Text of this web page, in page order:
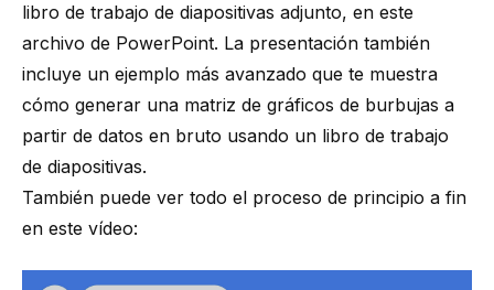
libro de trabajo de diapositivas adjunto, en este
archivo de PowerPoint. La presentación también
incluye un ejemplo más avanzado que te muestra
cómo generar una matriz de gráficos de burbujas a
partir de datos en bruto usando un libro de trabajo
de diapositivas.
También puede ver todo el proceso de principio a fin
en este vídeo: